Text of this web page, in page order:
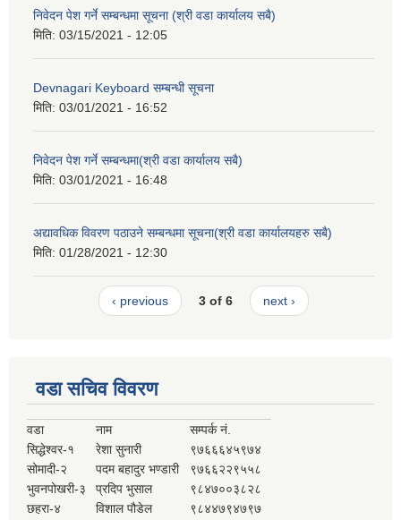
निवेदन पेश गर्ने सम्बन्धमा सूचना (श्री वडा कार्यालय सबै)
मिति: 03/15/2021 - 12:05
Devnagari Keyboard सम्बन्धी सूचना
मिति: 03/01/2021 - 16:52
निवेदन पेश गर्ने सम्बन्धमा(श्री वडा कार्यालय सबै)
मिति: 03/01/2021 - 16:48
अद्यावधिक विवरण पठाउने सम्बन्धमा सूचना(श्री वडा कार्यालयहरु सबै)
मिति: 01/28/2021 - 12:30
‹ previous 3 of 6 next ›
वडा सचिव विवरण
वडा नाम
सम्पर्क नं.
सिद्धेश्वर-१
रेशा सुनारी
९७६६६४५९७४
सोमादी-२
पदम बहादुर भण्डारी
९७६६२२९५५८
भुवनपोखरी-३
प्रदिप भुसाल
९८४७००३८२८
छहरा-४
विशाल पौडेल ९८४४७९४७९७